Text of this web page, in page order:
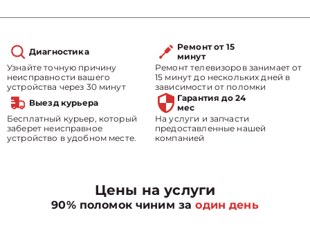
Диагностика
Узнайте точную причину
неисправности вашего
устройства через 30 минут
Ремонт от 15
минут
Ремонт телевизоров занимает от
15 минут до нескольких дней в
зависимости от поломки
Выезд курьера
Бесплатный курьер, который
заберет неисправное
устройство в удобном месте.
Гарантия до 24
мес
На услуги и запчасти
предоставленные нашей
компанией
Цены на услуги
90% поломок чиним заодин день